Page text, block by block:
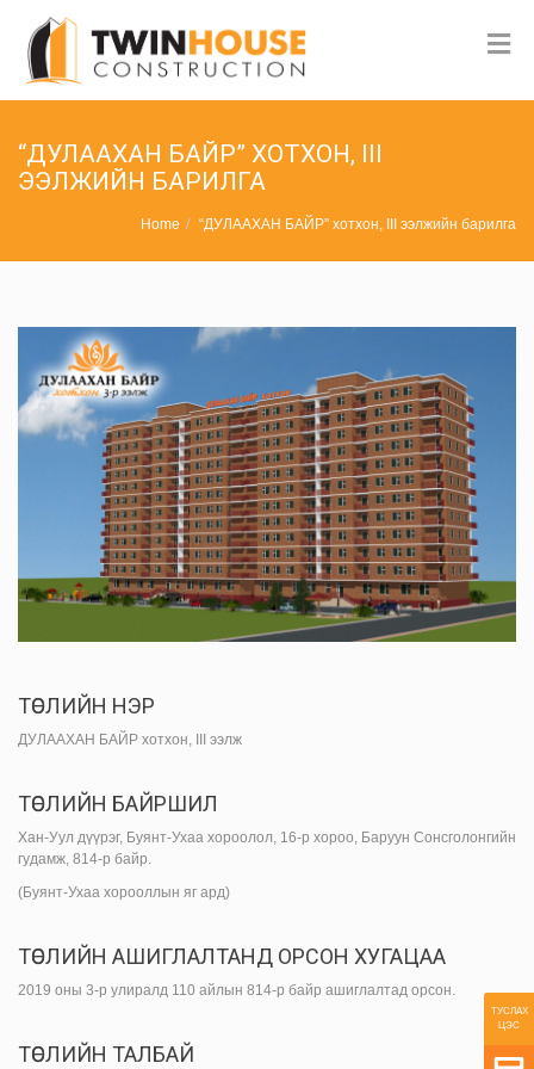
“ДУЛААХАН БАЙР” ХОТХОН, III
ЭЭЛЖИЙН БАРИЛГА
Home “ДУЛААХАН БАЙР” хотхон, III ээлжийн барилга
ТӨСЛИЙН НЭР
ДУЛААХАН БАЙР хотхон, III ээлж
ТӨСЛИЙН БАЙРШИЛ
Хан-Уул дүүрэг, Буянт-Ухаа хороолол, 16-р хороо, Баруун Сонсголонгийн
гудамж, 814-р байр.
(Буянт-Ухаа хорооллын яг ард)
ТӨСЛИЙН АШИГЛАЛТАНД ОРСОН ХУГАЦАА
2019 оны 3-р улиралд 110 айлын 814-р байр ашиглалтад орсон.
ТӨСЛИЙН ТАЛБАЙ
ТУСЛАХ
ЦЭС